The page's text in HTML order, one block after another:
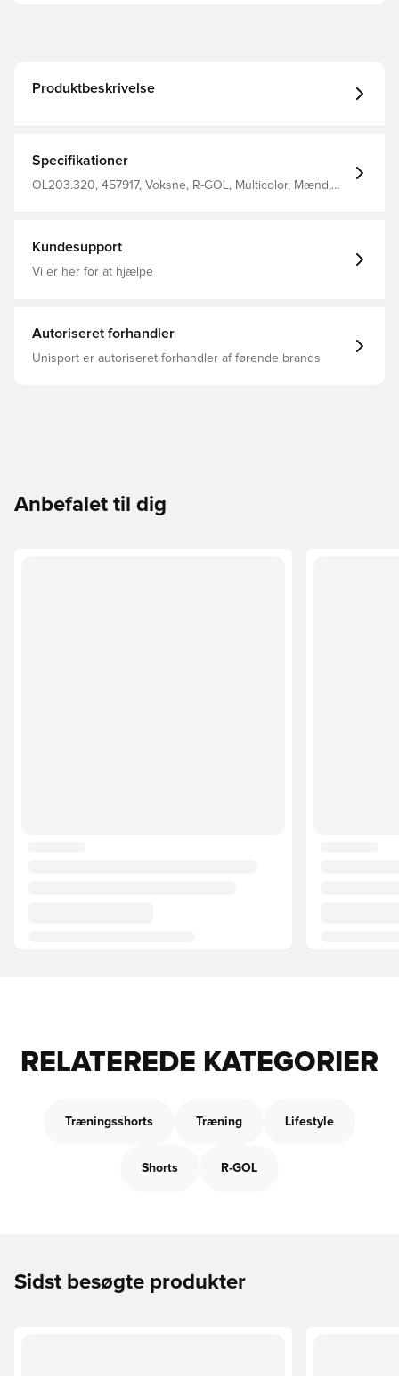
Produktbeskrivelse
Specifikationer
OL203.320, 457917, Voksne, R-GOL, Multicolor, Mænd,
Kundesupport
Vi er her for at hjælpe
Autoriseret forhandler
Unisport er autoriseret forhandler af førende brands
Anbefalet til dig
RELATEREDE KATEGORIER
Træningsshorts Træning Lifestyle
Shorts R-GOL
Sidst besøgte produkter